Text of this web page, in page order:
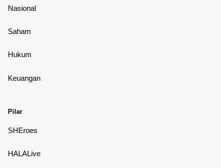
Nasional
Saham
Hukum
Keuangan
Pilar
SHEroes
HALALive